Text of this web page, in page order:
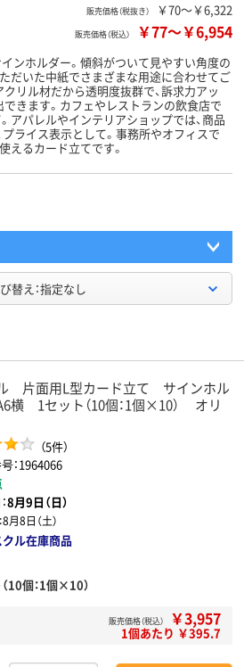
販売価格（税抜き） ￥70～￥6,322
販売価格（税込） ￥77～￥6,954
ンホルダー。傾斜がついて見やすい角度の
だいた中紙でさまざまな用途に合わせてご
リル材だから透明度抜群で、訴求力アッ
きます。カフェやレストランの飲食店で
アパレルやインテリアショップでは、商品
プライス表示として。事務所やオフィスで
えるカード立てです。
替え：指定なし
片面用L型カード立て サインホル
横 1セット（10個：1個×10） オリ
（5件）
：1964066
8月9日（日）
8月8日（土）
クル在庫商品
10個：1個×10）
販売価格（税込） ￥3,957
1個あたり ￥395.7